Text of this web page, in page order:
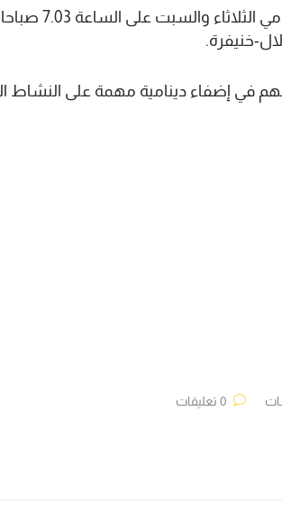
وبرمجت الشركة
خنيفرة.
في إضفاء دينامية مهمة على النشاط